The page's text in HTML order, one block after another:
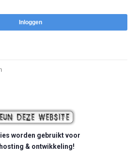
Inloggen
worden gebruikt voor
& ontwikkeling!